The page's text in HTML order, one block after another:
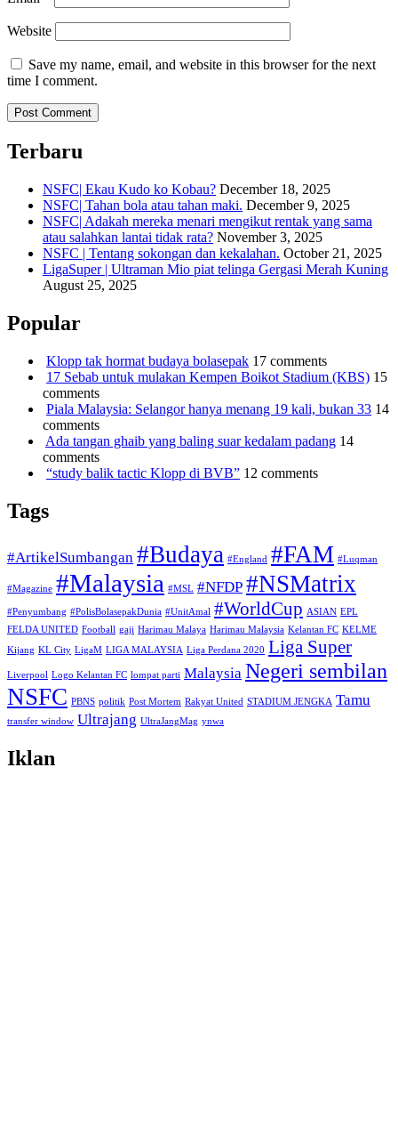
Website
Save my name, email, and website in this browser for the next
time I comment.
Terbaru
NSFC| Ekau Kudo ko Kobau? December 18, 2025
NSFC| Tahan bola atau tahan maki. December 9, 2025
NSFC| Adakah mereka menari mengikut rentak yang sama
atau salahkan lantai tidak rata? November 3, 2025
NSFC | Tentang sokongan dan kekalahan. October 21, 2025
LigaSuper | Ultraman Mio piat telinga Gergasi Merah Kuning
August 25, 2025
Popular
Klopp tak hormat budaya bolasepak 17 comments
17 Sebab untuk mulakan Kempen Boikot Stadium (KBS) 15
comments
Piala Malaysia: Selangor hanya menang 19 kali, bukan 33 14
comments
Ada tangan ghaib yang baling suar kedalam padang 14
comments
“study balik tactic Klopp di BVB” 12 comments
Tags
#ArtikelSumbangan #Budaya #England #FAM #Luqman
#Magazine #Malaysia #MSL #NFDP #NSMatrix
#Penyumbang #PolisBolasepakDunia #UnitAmal #WorldCup ASIAN EPL
FELDA UNITED Football gaji Harimau Malaya Harimau Malaysia Kelantan FC KELME
Kijang KL City LigaM LIGA MALAYSIA Liga Perdana 2020 Liga Super
Liverpool Logo Kelantan FC lompat parti Malaysia Negeri sembilan
NSFC PBNS politik Post Mortem Rakyat United STADIUM JENGKA Tamu
transfer window Ultrajang UltraJangMag ynwa
Iklan